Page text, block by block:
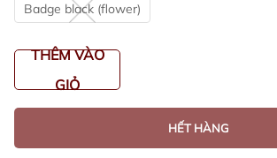
Badge black (flower)
THÊM VÀO
GIỎ
HẾT HÀNG